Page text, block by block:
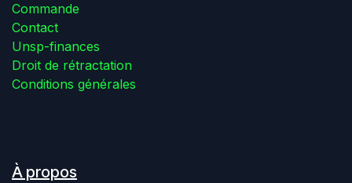
Commande
Contact
Unsp-finances
Droit de rétractation
Conditions générales
À propos